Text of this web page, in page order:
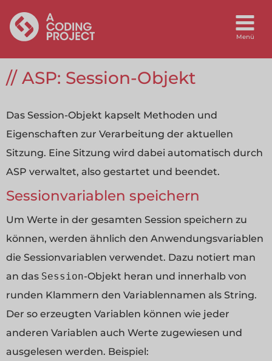
ASP: Session-Objekt
Das Session-Objekt kapselt Methoden und
Eigenschaften zur Verarbeitung der aktuellen
Sitzung. Eine Sitzung wird dabei automatisch durch
ASP verwaltet, also gestartet und beendet.
Sessionvariablen speichern
Um Werte in der gesamten Session speichern zu
können, werden ähnlich den Anwendungsvariablen
die Sessionvariablen verwendet. Dazu notiert man
an das Session-Objekt heran und innerhalb von
runden Klammern den Variablennamen als String.
Der so erzeugten Variablen können wie jeder
anderen Variablen auch Werte zugewiesen und
ausgelesen werden. Beispiel: